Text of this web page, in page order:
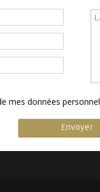
mes données